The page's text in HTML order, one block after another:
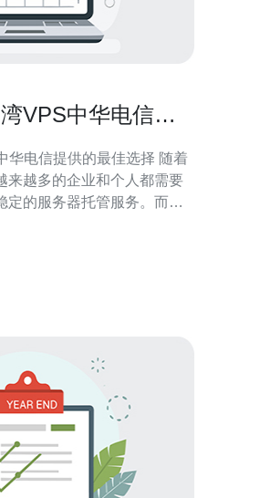
VPS中华电信提
信提供的最佳选择 随着
来越多的企业和个人都需要
定的服务器托管服务。而在